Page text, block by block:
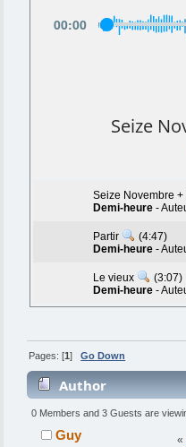
00:00
Seize
Seize Novembre
Demi-heure -
Partir
(4:47)
Demi-heure -
Le vieux (3:07)
Demi-heure -
Pages: [1]Go Down
Author
0 Members and 3 Guests are
Guy «